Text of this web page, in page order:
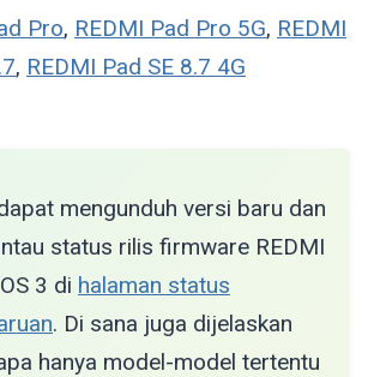
Pro, REDMI Pad Pro 5G, REDMI
, REDMI Pad SE 8.7 4G
mengunduh versi baru dan
status rilis firmware REDMI
3 di halaman status
. Di sana juga dijelaskan
hanya model-model tertentu